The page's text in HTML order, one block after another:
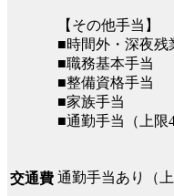
【その他手当】
■時間外・深夜残
■職務基本手当
■整備資格手当
■家族手当
■通勤手当（上限
交通費 通勤手当あり（